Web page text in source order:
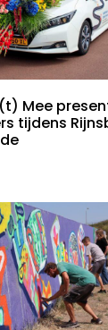
Mee
tijdens